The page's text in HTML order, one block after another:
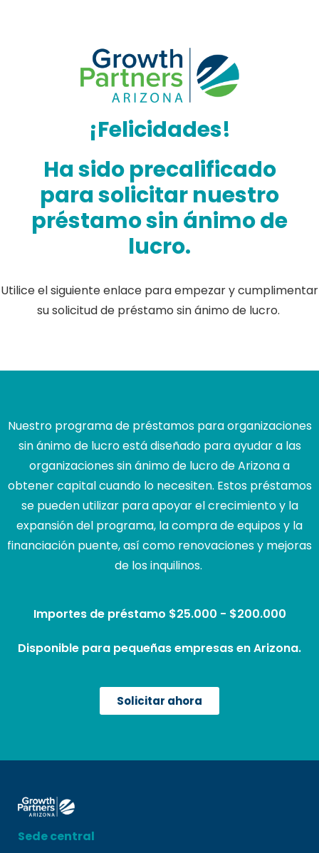
¡Felicidades!
Ha sido precalificado
para solicitar nuestro
préstamo sin ánimo de
lucro.
Utilice el siguiente enlace para empezar y cumplimentar
su solicitud de préstamo sin ánimo de lucro.
Nuestro programa de préstamos para organizaciones
sin ánimo de lucro está diseñado para ayudar a las
organizaciones sin ánimo de lucro de Arizona a
obtener capital cuando lo necesiten. Estos préstamos
se pueden utilizar para apoyar el crecimiento y la
expansión del programa, la compra de equipos y la
financiación puente, así como renovaciones y mejoras
de los inquilinos.
Importes de préstamo $25.000 - $200.000
Disponible para pequeñas empresas en Arizona.
Solicitar ahora
Sede central